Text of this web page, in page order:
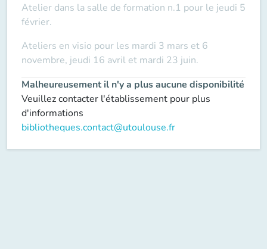
Atelier dans la salle de formation n.1 pour le jeudi 5
février.
Ateliers en visio pour les mardi 3 mars et 6
novembre, jeudi 16 avril et mardi 23 juin.
Malheureusement il n'y a plus aucune disponibilité
Veuillez contacter l'établissement pour plus
d'informations
bibliotheques.contact@utoulouse.fr